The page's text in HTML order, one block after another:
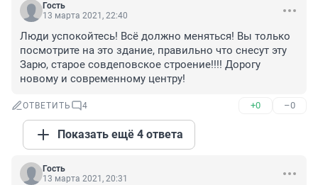
Гость
13 марта 2021, 22:40
Люди успокойтесь! Всё должно меняться! Вы только
посмотрите на это здание, правильно что снесут эту
Зарю, старое совдеповское строение!!!! Дорогу
новому и современному центру!
ОТВЕТИТЬ 4 +0 –0
Показать ещё 4 ответа
Гость
13 марта 2021, 20:31